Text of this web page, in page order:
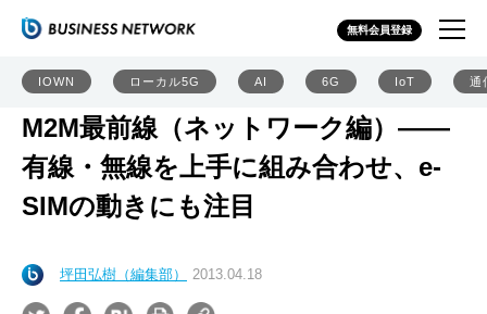
無料会員登録
IOWN ローカル5G AI 6G IoT 通
M2M最前線（ネットワーク編）――
有線・無線を上手に組み合わせ、e-
SIMの動きにも注目
坪田弘樹（編集部） 2013.04.18